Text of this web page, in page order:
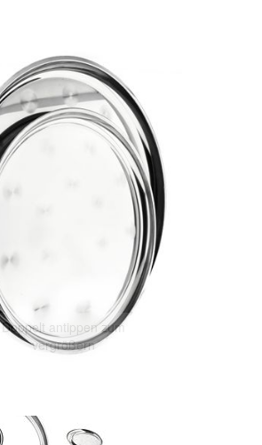
Doppelt antippen zum
vergrößern